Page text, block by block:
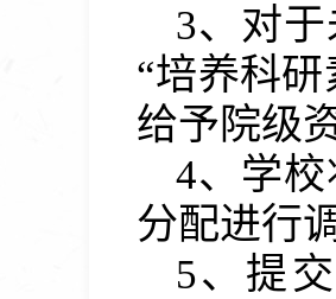
3、对
“培养科
给予院级
4、 学校
分配进行
5、 提